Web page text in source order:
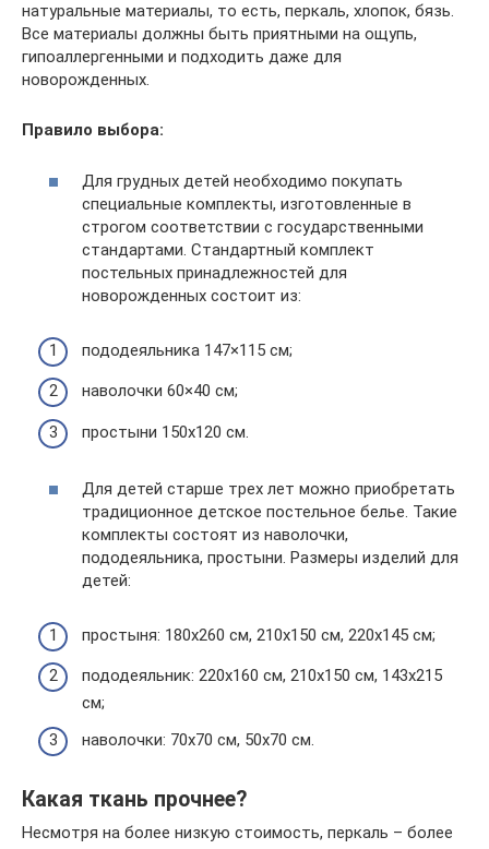
натуральные материалы, то есть, перкаль, хлопок, бязь.
Все материалы должны быть приятными на ощупь,
гипоаллергенными и подходить даже для
новорожденных.
Правило выбора:
Для грудных детей необходимо покупать
специальные комплекты, изготовленные в
строгом соответствии с государственными
стандартами. Стандартный комплект
постельных принадлежностей для
новорожденных состоит из:
пододеяльника 147×115 см;
наволочки 60×40 см;
простыни 150х120 см.
Для детей старше трех лет можно приобретать
традиционное детское постельное белье. Такие
комплекты состоят из наволочки,
пододеяльника, простыни. Размеры изделий для
детей:
простыня: 180х260 см, 210х150 см, 220х145 см;
пододеяльник: 220х160 см, 210х150 см, 143х215
см;
наволочки: 70х70 см, 50х70 см.
Какая ткань прочнее?
Несмотря на более низкую стоимость, перкаль – более